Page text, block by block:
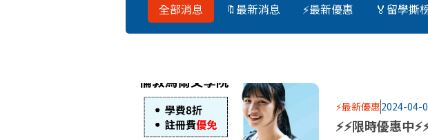
全部消息 🔖最新消息 ⚡最新優惠 🏅留學撕
⚡最新優惠2024-04-
⚡⚡限時優惠中